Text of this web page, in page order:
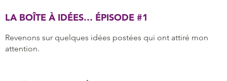
LA BOÎTE À IDÉES… ÉPISODE #1
Revenons sur quelques idées postées qui ont attiré mon
attention.